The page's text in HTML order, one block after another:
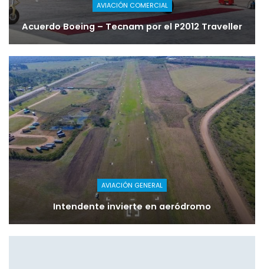
AVIACIÓN COMERCIAL
Acuerdo Boeing – Tecnam por el P2012 Traveller
AVIACIÓN GENERAL
Intendente invierte en aeródromo